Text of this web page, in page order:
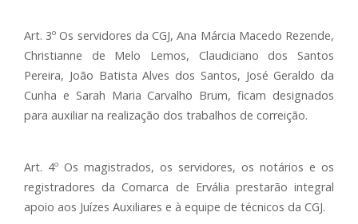
Art. 3º Os servidores da CGJ, Ana Márcia Macedo Rezende,
Christianne de Melo Lemos, Claudiciano dos Santos
Pereira, João Batista Alves dos Santos, José Geraldo da
Cunha e Sarah Maria Carvalho Brum, ficam designados
para auxiliar na realização dos trabalhos de correição.
Art. 4º Os magistrados, os servidores, os notários e os
registradores da Comarca de Ervália prestarão integral
apoio aos Juízes Auxiliares e à equipe de técnicos da CGJ.